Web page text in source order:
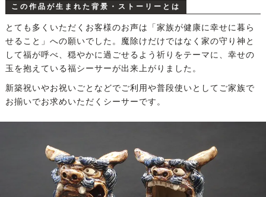
この作品が生まれた背景・ストーリーとは
とても多くいただくお客様のお声は「家族が健康に幸せに暮ら
せること」への願いでした。魔除けだけではなく家の守り神と
して福が呼べ、穏やかに過ごせるよう祈りをテーマに、幸せの
玉を抱えている福シーサーが出来上がりました。
新築祝いやお祝いごとなどでご利用や普段使いとしてご家族で
お揃いでお求めいただくシーサーです。